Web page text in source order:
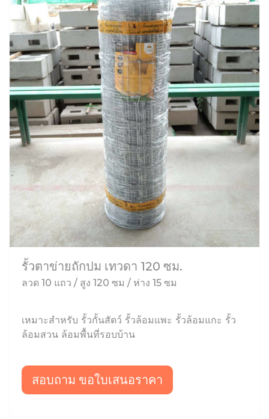
รั้วตาข่ายถักปม เทวดา 120 ซม.
ลวด 10 แถว / สูง 120 ซม / ห่าง 15 ซม
เหมาะสำหรับ รั้วกั้นสัตว์ รั้วล้อมแพะ รั้วล้อมแกะ รั้ว
ล้อมสวน ล้อมพื้นที่รอบบ้าน
สอบถาม ขอใบเสนอราคา